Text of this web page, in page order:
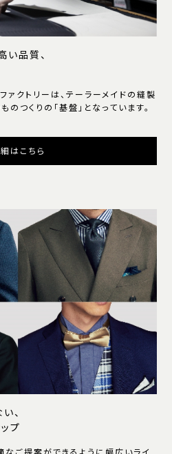
い品質、
クトリーは、テーラーメイドの縫製
のつくりの「基盤」となっています。
はこちら
、
プ